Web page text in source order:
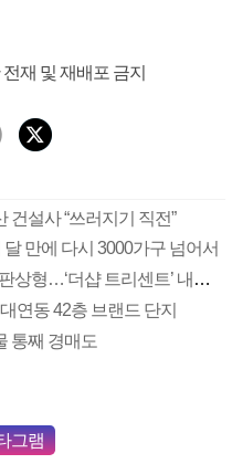
재 및 재배포 금지
설사 “쓰러지기 직전”
만에 다시 3000가구 넘어서
대연·문현 생활권, 전 세대 4베이 판상형…‘더샵 트리센트’ 내달 분양
연동 42층 브랜드 단지
통째 경매도
그램